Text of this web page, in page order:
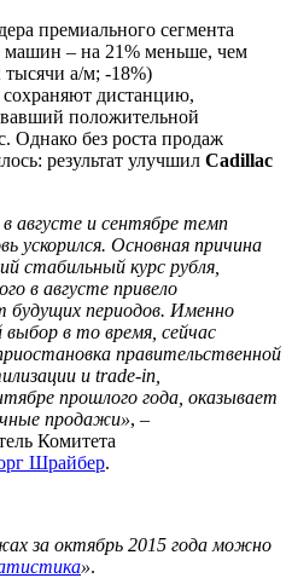
премиального сегмента
машин – на 21% меньше, чем
тысячи а/м; -18%)
дистанцию,
положительной
Однако без роста продаж
результат улучшил Cadillac
августе и сентябре темп
ускорился. Основная причина
стабильный курс рубля,
в августе привело
будущих периодов. Именно
выбор в то время, сейчас
правительственной
и trade-in,
прошлого года, оказывает
продажи», –
Комитета
Шрайбер.
за октябрь 2015 года можно
».